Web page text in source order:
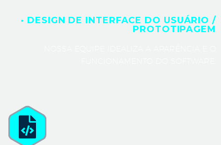
· DESIGN DE INTERFACE DO USUÁRIO /
PROTOTIPAGEM